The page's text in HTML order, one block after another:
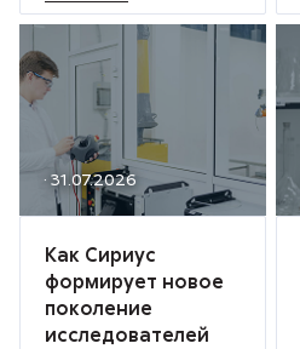
· 31.07.2026
Как Сириус
формирует новое
поколение
исследователей